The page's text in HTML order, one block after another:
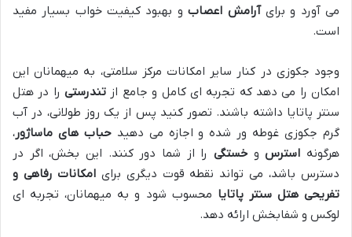
می آورد و برایآرامش اعصابو بهبود کیفیت خواب بسیار مفید
است.
وجود جکوزی در کنار سایر امکانات مرکز سلامتی، به میهمانان این
امکان را می دهد که تجربه ای کامل و جامع از تندرستیرا در هتل
سنتر پاتایا داشته باشند. تصور کنید پس از یک روز طولانی، در آب
گرم جکوزی غوطه ور شده و اجازه می دهیدحباب های ماساژور،
هرگونه استرسو خستگی را از شما دور کنند. این بخش، اگر در
دسترس باشد، می تواند نقطه قوت دیگری برایامکانات رفاهی و
تفریحی هتل سنتر پاتایا محسوب شود و به میهمانان، تجربه ای
لوکس و شفابخش ارائه دهد.